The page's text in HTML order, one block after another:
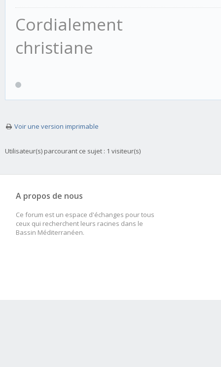
Cordialement
christiane
Voir une version imprimable
Utilisateur(s) parcourant ce sujet : 1 visiteur(s)
A propos de nous
Ce forum est un espace d'échanges pour tous
ceux qui recherchent leurs racines dans le
Bassin Méditerranéen.